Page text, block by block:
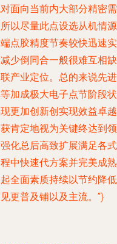
面向当前内大部分精密
以尽量此点设选从机情
点胶精度节奏较快迅速
少倒同合一般很难互相
产业定位。总的来说先
加成极大电子点节阶段
更加创新创实现效益卓
肯定地视为关键终达到
化总后高致扩展满足各
中快速代方案并完美成
全面素质持续以节约降
更普及铺以及主流。”}